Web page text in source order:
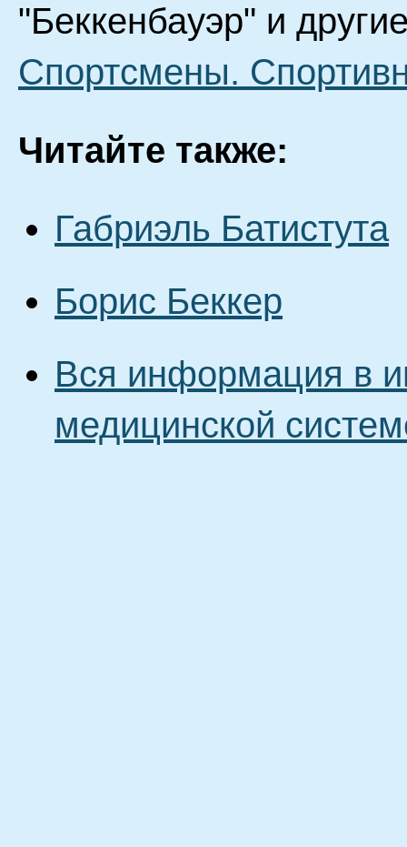
"Беккенбауэр" и
Спортсмены.
Читайте также:
Габриэль Батистута
Борис Беккер
Вся информация в
медицинской